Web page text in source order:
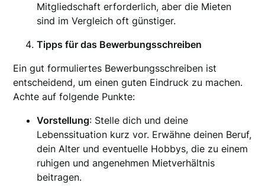
Mitgliedschaft erforderlich, aber die Mieten
sind im Vergleich oft günstiger.
Tipps für das Bewerbungsschreiben
Ein gut formuliertes Bewerbungsschreiben ist
entscheidend, um einen guten Eindruck zu machen.
Achte auf folgende Punkte:
Vorstellung: Stelle dich und deine
Lebenssituation kurz vor. Erwähne deinen Beruf,
dein Alter und eventuelle Hobbys, die zu einem
ruhigen und angenehmen Mietverhältnis
beitragen.